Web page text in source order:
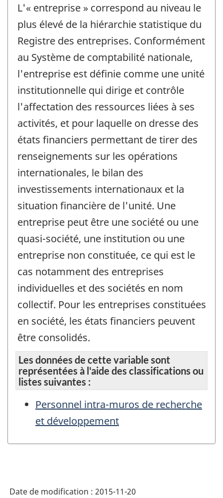
L'« entreprise » correspond au niveau le
plus élevé de la hiérarchie statistique du
Registre des entreprises. Conformément
au Système de comptabilité nationale,
l'entreprise est définie comme une unité
institutionnelle qui dirige et contrôle
l'affectation des ressources liées à ses
activités, et pour laquelle on dresse des
états financiers permettant de tirer des
renseignements sur les opérations
internationales, le bilan des
investissements internationaux et la
situation financière de l'unité. Une
entreprise peut être une société ou une
quasi-société, une institution ou une
entreprise non constituée, ce qui est le
cas notamment des entreprises
individuelles et des sociétés en nom
collectif. Pour les entreprises constituées
en société, les états financiers peuvent
être consolidés.
Les données de cette variable sont
représentées à l'aide des classifications ou
listes suivantes :
Personnel intra-muros de recherche
et développement
Date de modification : 2015-11-20